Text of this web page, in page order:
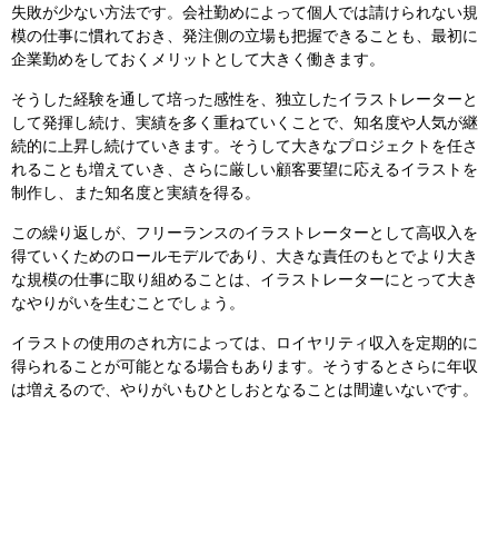
失敗が少ない方法です。会社勤めによって個人では請けられない規
模の仕事に慣れておき、発注側の立場も把握できることも、最初に
企業勤めをしておくメリットとして大きく働きます。
そうした経験を通して培った感性を、独立したイラストレーターと
して発揮し続け、実績を多く重ねていくことで、知名度や人気が継
続的に上昇し続けていきます。そうして大きなプロジェクトを任さ
れることも増えていき、さらに厳しい顧客要望に応えるイラストを
制作し、また知名度と実績を得る。
この繰り返しが、フリーランスのイラストレーターとして高収入を
得ていくためのロールモデルであり、大きな責任のもとでより大き
な規模の仕事に取り組めることは、イラストレーターにとって大き
なやりがいを生むことでしょう。
イラストの使用のされ方によっては、ロイヤリティ収入を定期的に
得られることが可能となる場合もあります。そうするとさらに年収
は増えるので、やりがいもひとしおとなることは間違いないです。